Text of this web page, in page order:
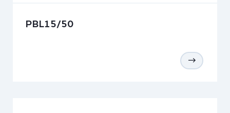
PBL15/50